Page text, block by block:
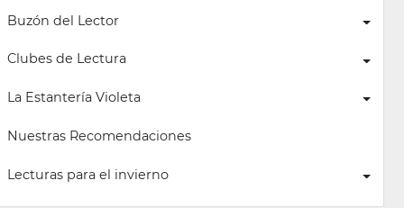
Buzón del Lector
Clubes de Lectura
La Estantería Violeta
Nuestras Recomendaciones
Lecturas para el invierno